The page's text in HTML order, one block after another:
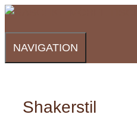
Zum
springen
NAVIGATION
Shakerstil